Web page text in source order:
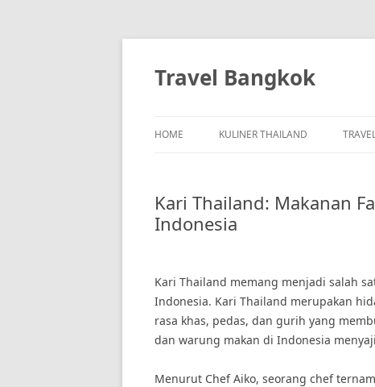
Skip
Travel Bangkok
HOME KULINER THAILAND
Kari Thailand: Makanan
Indonesia
Kari Thailand memang menjadi salah
Indonesia. Kari Thailand merupakan
rasa khas, pedas, dan gurih yang
dan warung makan di Indonesia
Menurut Chef Aiko, seorang chef